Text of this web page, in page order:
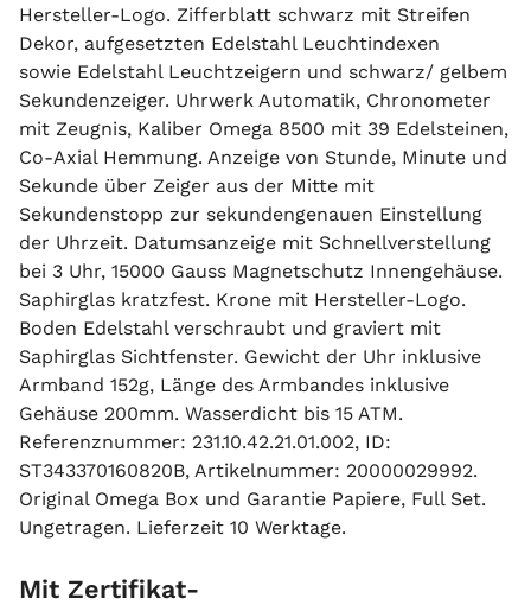
Hersteller-Logo. Zifferblatt schwarz mit Streifen
Dekor, aufgesetzten Edelstahl Leuchtindexen
sowie Edelstahl Leuchtzeigern und schwarz/ gelbem
Sekundenzeiger. Uhrwerk Automatik, Chronometer
mit Zeugnis, Kaliber Omega 8500 mit 39 Edelsteinen,
Co-Axial Hemmung. Anzeige von Stunde, Minute und
Sekunde über Zeiger aus der Mitte mit
Sekundenstopp zur sekundengenauen Einstellung
der Uhrzeit. Datumsanzeige mit Schnellverstellung
bei 3 Uhr, 15000 Gauss Magnetschutz Innengehäuse.
Saphirglas kratzfest. Krone mit Hersteller-Logo.
Boden Edelstahl verschraubt und graviert mit
Saphirglas Sichtfenster. Gewicht der Uhr inklusive
Armband 152g, Länge des Armbandes inklusive
Gehäuse 200mm. Wasserdicht bis 15 ATM.
Referenznummer: 231.10.42.21.01.002, ID:
ST343370160820B, Artikelnummer: 20000029992.
Original Omega Box und Garantie Papiere, Full Set.
Ungetragen. Lieferzeit 10 Werktage.
Mit Zertifikat-